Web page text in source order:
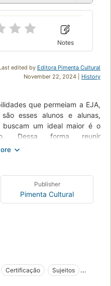
Notes
edited by Editora Pimenta Cultural
November 22, 2024 | History
que permeiam a EJA,
esses alunos e alunas,
um ideal maior é o
Dessa forma reunir
as da Rede Municipal de
de abordagens críticas,
a base para construção da
espaços de gestão,
oferta cidadã.
Publisher
Pimenta Cultural
Certificação
Sujeitos